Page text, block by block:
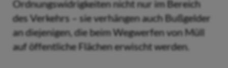
Ordnungswidrigkeiten nicht nur im Bereich
des Verkehrs – sie verhängen auch Bußgelder
an diejenigen, die beim Wegwerfen von Müll
auf öffentliche Flächen erwischt werden.